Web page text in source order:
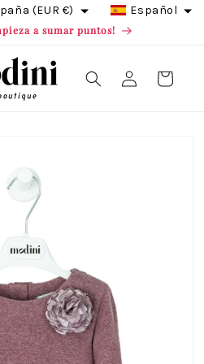
a sumar puntos!
Iniciar
sesión
Carrito
(EUR €) Español